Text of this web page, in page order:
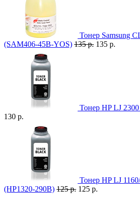
Тонер Samsung
(SAM406-45B-YOS) 135 р. 135 р.
Тонер HP LJ
130 р.
Тонер HP LJ
(HP1320-290B) 125 р. 125 р.